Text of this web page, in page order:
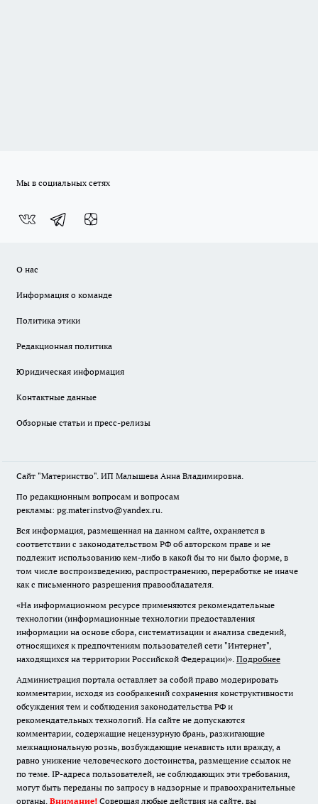
Мы в социальных сетях
О нас
Информация о команде
Политика этики
Редакционная политика
Юридическая информация
Контактные данные
Обзорные статьи и пресс-релизы
Сайт "Материнство". ИП Малышева Анна Владимировна.
По редакционным вопросам и вопросам
рекламы: pg.materinstvo@yandex.ru.
Вся информация, размещенная на данном сайте, охраняется в
соответствии с законодательством РФ об авторском праве и не
подлежит использованию кем-либо в какой бы то ни было форме, в
том числе воспроизведению, распространению, переработке не иначе
как с письменного разрешения правообладателя.
«На информационном ресурсе применяются рекомендательные
технологии (информационные технологии предоставления
информации на основе сбора, систематизации и анализа сведений,
относящихся к предпочтениям пользователей сети "Интернет",
находящихся на территории Российской Федерации)». Подробнее
Администрация портала оставляет за собой право модерировать
комментарии, исходя из соображений сохранения конструктивности
обсуждения тем и соблюдения законодательства РФ и
рекомендательных технологий. На сайте не допускаются
комментарии, содержащие нецензурную брань, разжигающие
межнациональную рознь, возбуждающие ненависть или вражду, а
равно унижение человеческого достоинства, размещение ссылок не
по теме. IP-адреса пользователей, не соблюдающих эти требования,
могут быть переданы по запросу в надзорные и правоохранительные
органы. Внимание! Совершая любые действия на сайте, вы